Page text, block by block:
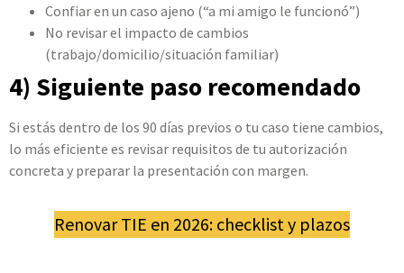
Confiar en un caso ajeno (“a mi amigo le funcionó”)
No revisar el impacto de cambios
(trabajo/domicilio/situación familiar)
4) Siguiente paso recomendado
Si estás dentro de los 90 días previos o tu caso tiene cambios,
lo más eficiente es revisar requisitos de tu autorización
concreta y preparar la presentación con margen.
Renovar TIE en 2026: checklist y plazos